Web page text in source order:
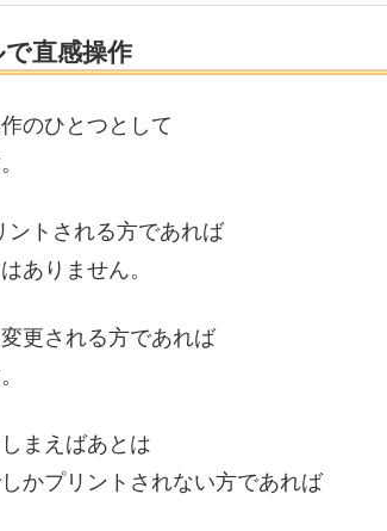
直感操作
のひとつとして
ントされる方であれば
ありません。
更される方であれば
まえばあとは
かプリントされない方であれば